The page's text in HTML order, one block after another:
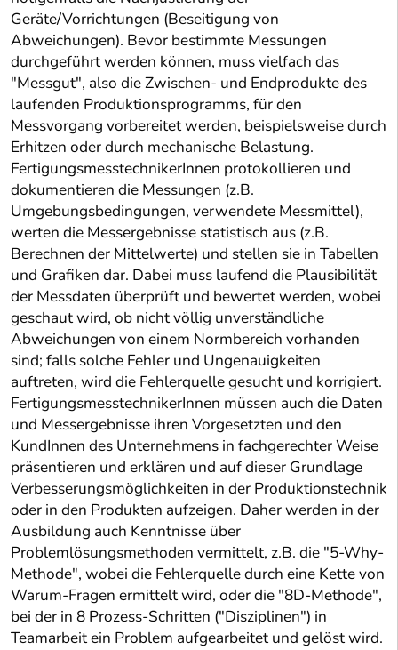
Geräte/Vorrichtungen (Beseitigung von
Abweichungen). Bevor bestimmte Messungen
durchgeführt werden können, muss vielfach das
"Messgut", also die Zwischen- und Endprodukte des
laufenden Produktionsprogramms, für den
Messvorgang vorbereitet werden, beispielsweise durch
Erhitzen oder durch mechanische Belastung.
FertigungsmesstechnikerInnen protokollieren und
dokumentieren die Messungen (z.B.
Umgebungsbedingungen, verwendete Messmittel),
werten die Messergebnisse statistisch aus (z.B.
Berechnen der Mittelwerte) und stellen sie in Tabellen
und Grafiken dar. Dabei muss laufend die Plausibilität
der Messdaten überprüft und bewertet werden, wobei
geschaut wird, ob nicht völlig unverständliche
Abweichungen von einem Normbereich vorhanden
sind; falls solche Fehler und Ungenauigkeiten
auftreten, wird die Fehlerquelle gesucht und korrigiert.
FertigungsmesstechnikerInnen müssen auch die Daten
und Messergebnisse ihren Vorgesetzten und den
KundInnen des Unternehmens in fachgerechter Weise
präsentieren und erklären und auf dieser Grundlage
Verbesserungsmöglichkeiten in der Produktionstechnik
oder in den Produkten aufzeigen. Daher werden in der
Ausbildung auch Kenntnisse über
Problemlösungsmethoden vermittelt, z.B. die "5-Why-
Methode", wobei die Fehlerquelle durch eine Kette von
Warum-Fragen ermittelt wird, oder die "8D-Methode",
bei der in 8 Prozess-Schritten ("Disziplinen") in
Teamarbeit ein Problem aufgearbeitet und gelöst wird.